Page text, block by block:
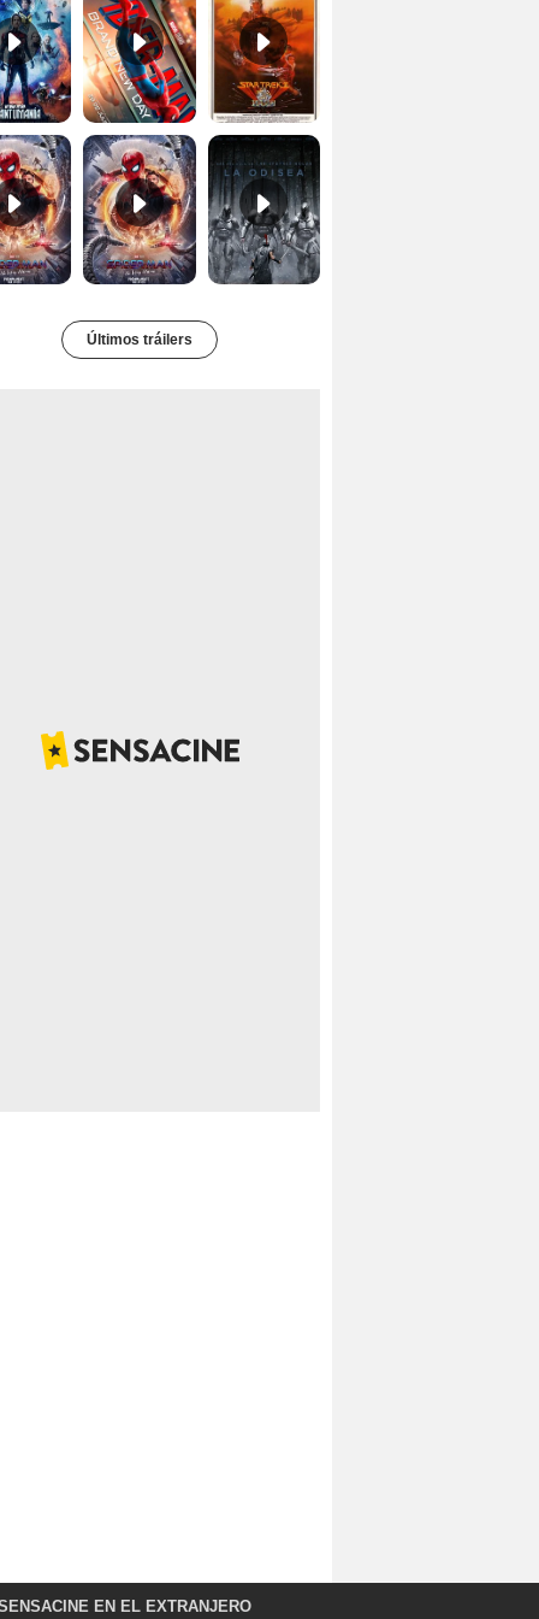
Spider-Man: No Way Home Teaser Tráiler 'Spider-Man: No Way Home' La Odisea Tráiler (3)
Últimos tráilers
EN EL EXTRANJERO